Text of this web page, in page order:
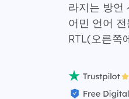
라지는 방언
어민 언어
RTL(오른쪽